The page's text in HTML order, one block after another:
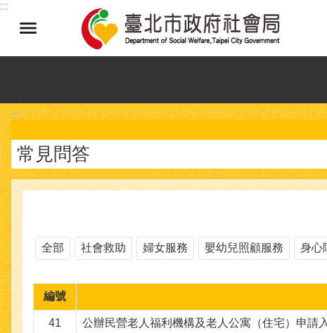
跳到主要內容區塊
:::
:::
常見問答
全部 社會救助 婦女服務 嬰幼兒照顧服務 身心
編號
41 公辦民營老人福利機構及老人公寓（住宅）申請